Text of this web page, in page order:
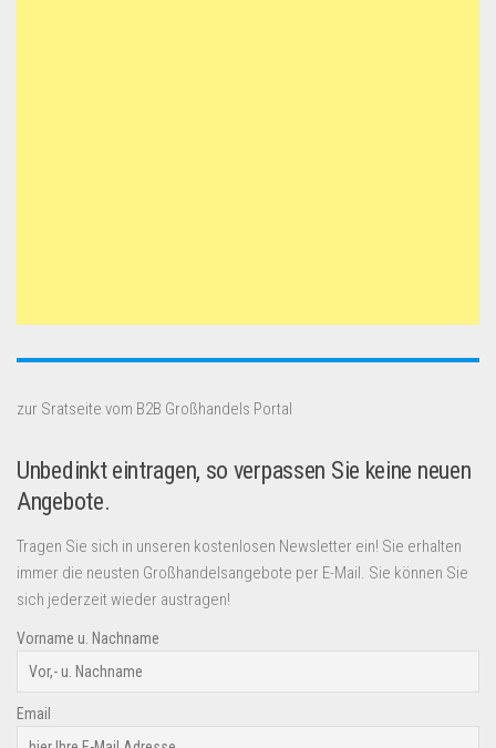
zur Sratseite vom B2B Großhandels Portal
Unbedinkt eintragen, so verpassen Sie keine neuen
Angebote.
Tragen Sie sich in unseren kostenlosen Newsletter ein! Sie erhalten
immer die neusten Großhandelsangebote per E-Mail. Sie können Sie
sich jederzeit wieder austragen!
Vorname u. Nachname
Email